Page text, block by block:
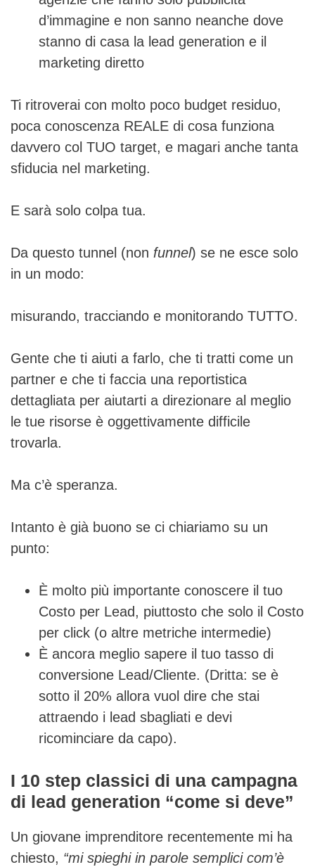
d’immagine e non sanno neanche dove
stanno di casa la lead generation e il
marketing diretto
Ti ritroverai con molto poco budget residuo,
poca conoscenza REALE di cosa funziona
davvero col TUO target, e magari anche tanta
sfiducia nel marketing.
E sarà solo colpa tua.
Da questo tunnel (non funnel) se ne esce solo
in un modo:
misurando, tracciando e monitorando TUTTO.
Gente che ti aiuti a farlo, che ti tratti come un
partner e che ti faccia una reportistica
dettagliata per aiutarti a direzionare al meglio
le tue risorse è oggettivamente difficile
trovarla.
Ma c’è speranza.
Intanto è già buono se ci chiariamo su un
punto:
È molto più importante conoscere il tuo
Costo per Lead, piuttosto che solo il Costo
per click (o altre metriche intermedie)
È ancora meglio sapere il tuo tasso di
conversione Lead/Cliente. (Dritta: se è
sotto il 20% allora vuol dire che stai
attraendo i lead sbagliati e devi
ricominciare da capo).
I 10 step classici di una campagna
di lead generation “come si deve”
Un giovane imprenditore recentemente mi ha
chiesto, “mi spieghi in parole semplici com’è